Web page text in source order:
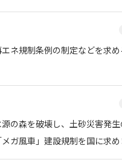
エネ規制条例の制定などを求
源の森を破壊し、土砂災害発
ガ風車」建設規制を国に求め